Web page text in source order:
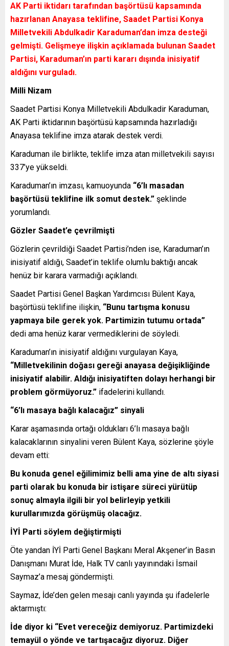
AK Parti iktidarı tarafından başörtüsü kapsamında
hazırlanan Anayasa teklifine, Saadet Partisi Konya
Milletvekili Abdulkadir Karaduman’dan imza desteği
gelmişti. Gelişmeye ilişkin açıklamada bulunan Saadet
Partisi, Karaduman’ın parti kararı dışında inisiyatif
aldığını vurguladı.
Milli Nizam
Saadet Partisi Konya Milletvekili Abdulkadir Karaduman,
AK Parti iktidarının başörtüsü kapsamında hazırladığı
Anayasa teklifine imza atarak destek verdi.
Karaduman ile birlikte, teklife imza atan milletvekili sayısı
337’ye yükseldi.
Karaduman’ın imzası, kamuoyunda “6’lı masadan
başörtüsü teklifine ilk somut destek.” şeklinde
yorumlandı.
Gözler Saadet’e çevrilmişti
Gözlerin çevrildiği Saadet Partisi’nden ise, Karaduman’ın
inisiyatif aldığı, Saadet’in teklife olumlu baktığı ancak
henüz bir karara varmadığı açıklandı.
Saadet Partisi Genel Başkan Yardımcısı Bülent Kaya,
başörtüsü teklifine ilişkin, “Bunu tartışma konusu
yapmaya bile gerek yok. Partimizin tutumu ortada”
dedi ama henüz karar vermediklerini de söyledi.
Karaduman’ın inisiyatif aldığını vurgulayan Kaya,
“Milletvekilinin doğası gereği anayasa değişikliğinde
inisiyatif alabilir. Aldığı inisiyatiften dolayı herhangi bir
problem görmüyoruz.” ifadelerini kullandı.
“6’lı masaya bağlı kalacağız” sinyali
Karar aşamasında ortağı oldukları 6’lı masaya bağlı
kalacaklarının sinyalini veren Bülent Kaya, sözlerine şöyle
devam etti:
Bu konuda genel eğilimimiz belli ama yine de altı siyasi
parti olarak bu konuda bir istişare süreci yürütüp
sonuç almayla ilgili bir yol belirleyip yetkili
kurullarımızda görüşmüş olacağız.
İYİ Parti söylem değiştirmişti
Öte yandan İYİ Parti Genel Başkanı Meral Akşener’in Basın
Danışmanı Murat İde, Halk TV canlı yayınındaki İsmail
Saymaz’a mesaj göndermişti.
Saymaz, İde’den gelen mesajı canlı yayında şu ifadelerle
aktarmıştı:
İde diyor ki “Evet vereceğiz demiyoruz. Partimizdeki
temayül o yönde ve tartışacağız diyoruz. Diğer